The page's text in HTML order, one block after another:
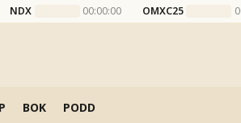
NDX 00:00:00 OMXC25
BOK PODD